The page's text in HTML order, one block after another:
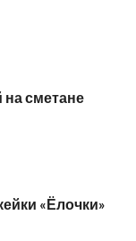
сметане
«Ёлочки»